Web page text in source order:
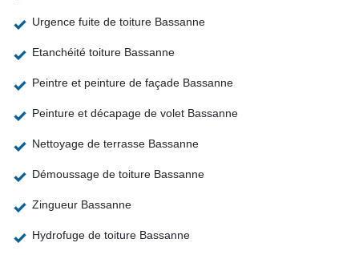
Urgence fuite de toiture Bassanne
Etanchéité toiture Bassanne
Peintre et peinture de façade Bassanne
Peinture et décapage de volet Bassanne
Nettoyage de terrasse Bassanne
Démoussage de toiture Bassanne
Zingueur Bassanne
Hydrofuge de toiture Bassanne